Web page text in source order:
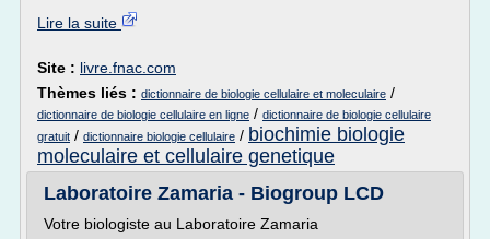
Lire la suite
Site : livre.fnac.com
Thèmes liés : dictionnaire de biologie cellulaire et moleculaire /
dictionnaire de biologie cellulaire en ligne / dictionnaire de biologie cellulaire
gratuit / dictionnaire biologie cellulaire / biochimie biologie
moleculaire et cellulaire genetique
Laboratoire Zamaria - Biogroup LCD
Votre biologiste au Laboratoire Zamaria